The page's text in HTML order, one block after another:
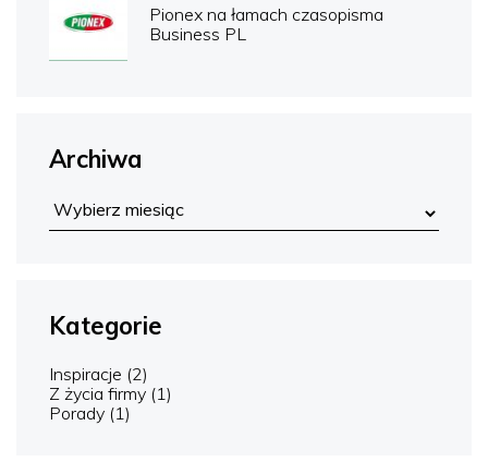
Pionex na łamach czasopisma
Business PL
Archiwa
Kategorie
Inspiracje (2)
Z życia firmy (1)
Porady (1)